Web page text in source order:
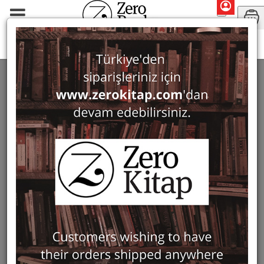
Periodicals Journal of Mosaic Research
JOURNAL OF MOSAIC RESEARCH 9 ürün bulundu
Filter Show Only in Stock